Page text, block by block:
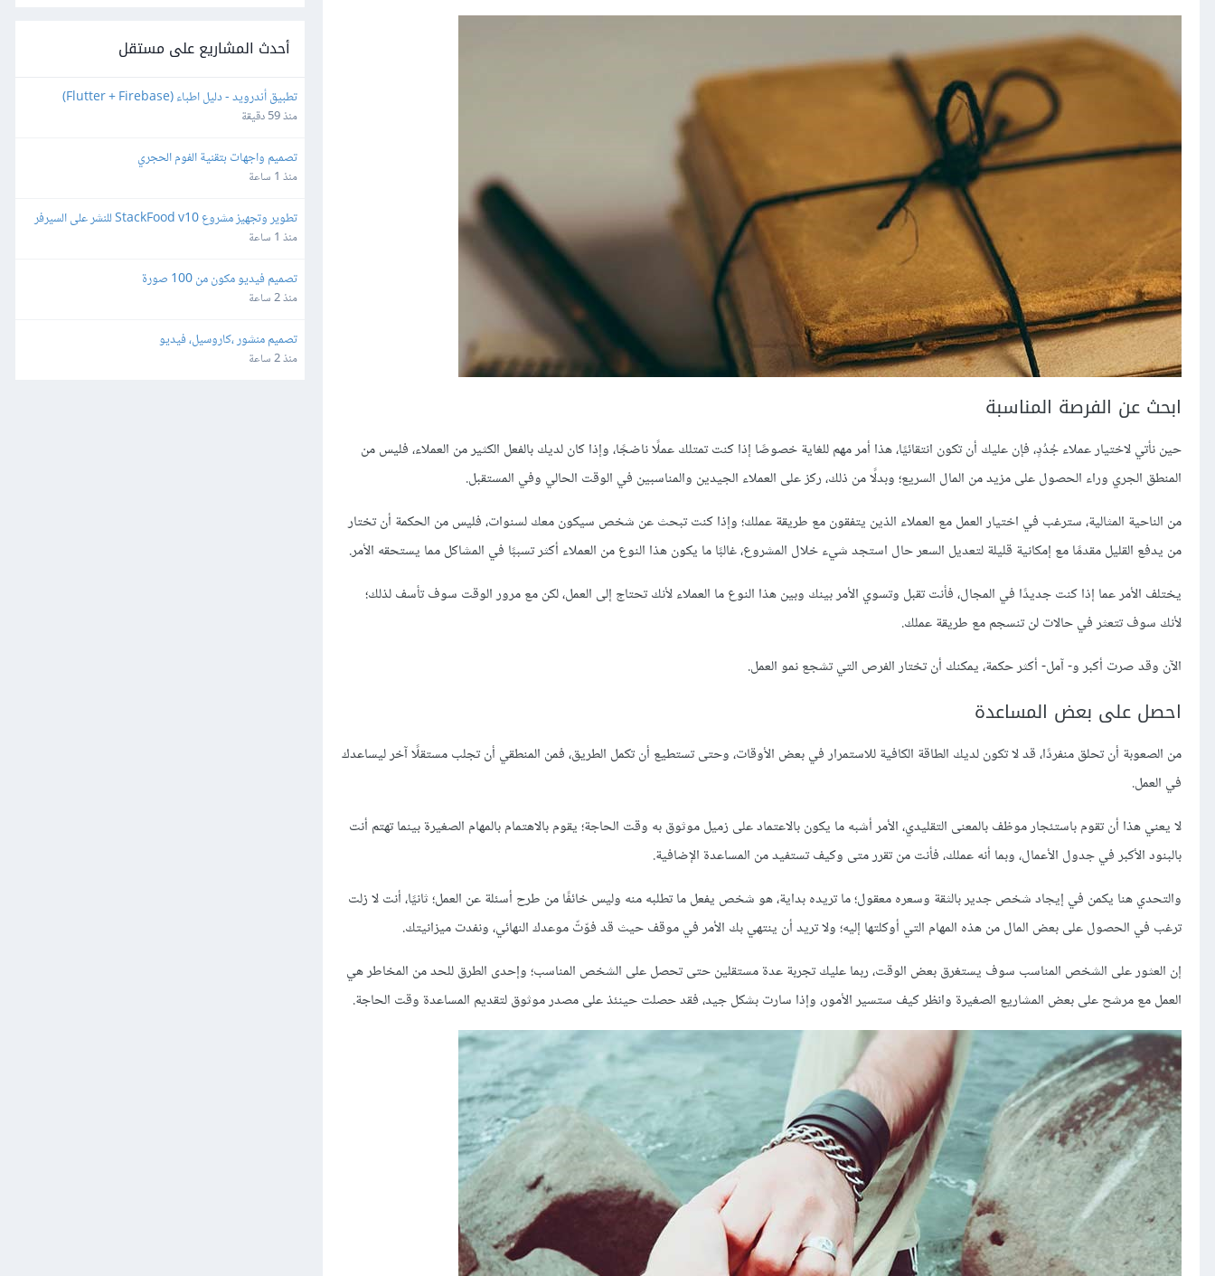
ابحث عن الفرصة المناسبة
حين نأتي لاختيار عملاء جُدُدٍ، فإن عليك أن تكون انتقائيًا، هذا أمر مهم للغاية خصوصًا إذا كنت تمتلك عملًا ناضجًا، وإذا كان لديك بالفعل الكثير من العملاء، فليس من
المنطق الجري وراء الحصول على مزيد من المال السريع؛ وبدلًا من ذلك، ركز على العملاء الجيدين والمناسبين في الوقت الحالي وفي المستقبل.
من الناحية المثالية، سترغب في اختيار العمل مع العملاء الذين يتفقون مع طريقة عملك؛ وإذا كنت تبحث عن شخص سيكون معك لسنوات، فليس من الحكمة أن تختار
من يدفع القليل مقدمًا مع إمكانية قليلة لتعديل السعر حال استجد شيء خلال المشروع، غالبًا ما يكون هذا النوع من العملاء أكثر تسببًا في المشاكل مما يستحقه الأمر.
يختلف الأمر عما إذا كنت جديدًا في المجال، فأنت تقبل وتسوي الأمر بينك وبين هذا النوع ما العملاء لأنك تحتاج إلى العمل، لكن مع مرور الوقت سوف تأسف لذلك؛
لأنك سوف تتعثر في حالات لن تنسجم مع طريقة عملك.
الآن وقد صرت أكبر و- آمل- أكثر حكمة، يمكنك أن تختار الفرص التي تشجع نمو العمل.
احصل على بعض المساعدة
من الصعوبة أن تحلق منفردًا، قد لا تكون لديك الطاقة الكافية للاستمرار في بعض الأوقات، وحتى تستطيع أن تكمل الطريق، فمن المنطقي أن تجلب مستقلًا آخر ليساعدك
في العمل.
لا يعني هذا أن تقوم باستئجار موظف بالمعنى التقليدي، الأمر أشبه ما يكون بالاعتماد على زميل موثوق به وقت الحاجة؛ يقوم بالاهتمام بالمهام الصغيرة بينما تهتم أنت
بالبنود الأكبر في جدول الأعمال، وبما أنه عملك، فأنت من تقرر متى وكيف تستفيد من المساعدة الإضافية.
والتحدي هنا يكمن في إيجاد شخص جدير بالثقة وسعره معقول؛ ما تريده بداية، هو شخص يفعل ما تطلبه منه وليس خائفًا من طرح أسئلة عن العمل؛ ثانيًا، أنت لا زلت
ترغب في الحصول على بعض المال من هذه المهام التي أوكلتها إليه؛ ولا تريد أن ينتهي بك الأمر في موقف حيث قد فوّتّ موعدك النهائي، ونفدت ميزانيتك.
إن العثور على الشخص المناسب سوف يستغرق بعض الوقت، ربما عليك تجربة عدة مستقلين حتى تحصل على الشخص المناسب؛ وإحدى الطرق للحد من المخاطر هي
العمل مع مرشح على بعض المشاريع الصغيرة وانظر كيف ستسير الأمور، وإذا سارت بشكل جيد، فقد حصلت حينئذ على مصدر موثوق لتقديم المساعدة وقت الحاجة.
أحدث المشاريع على مستقل
تطبيق أندرويد - دليل اطباء (Flutter + Firebase)
منذ 59 دقيقة
تصميم واجهات بتقنية الفوم الحجري
منذ 1 ساعة
تطوير وتجهيز مشروع StackFood v10 للنشر على السيرفر
والمتاجر
منذ 1 ساعة
تصميم فيديو مكون من 100 صورة
منذ 2 ساعة
تصميم منشور ،كاروسيل، فيديو
منذ 2 ساعة